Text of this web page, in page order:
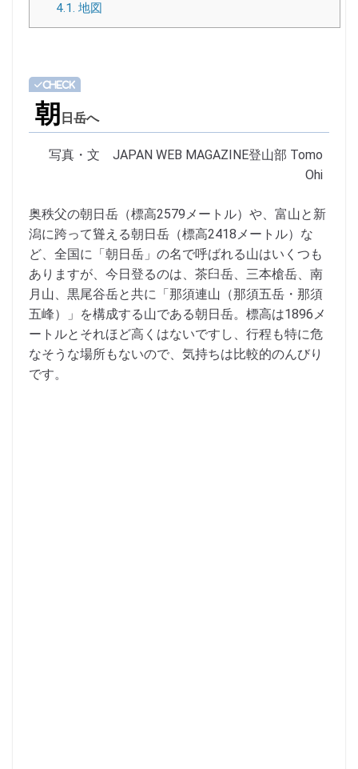
4.1. 地図
朝 日岳へ
写真・文 JAPAN WEB MAGAZINE登山部 Tomo
Ohi
奥秩父の朝日岳（標高2579メートル）や、富山と新
潟に跨って聳える朝日岳（標高2418メートル）な
ど、全国に「朝日岳」の名で呼ばれる山はいくつも
ありますが、今日登るのは、茶臼岳、三本槍岳、南
月山、黒尾谷岳と共に「那須連山（那須五岳・那須
五峰）」を構成する山である朝日岳。標高は1896メ
ートルとそれほど高くはないですし、行程も特に危
なそうな場所もないので、気持ちは比較的のんびり
です。